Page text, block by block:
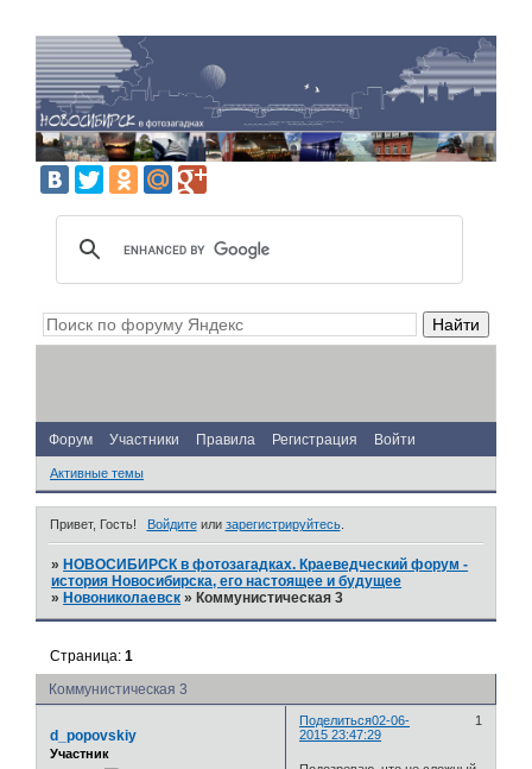
Форум Участники Правила Регистрация Войти
Активные темы
Привет, Гость! Войдитеили зарегистрируйтесь.
» НОВОСИБИРСК в фотозагадках. Краеведческий форум -
история Новосибирска, его настоящее и будущее
» Новониколаевск » Коммунистическая 3
Коммунистическая 3
Страница:1
Поделиться 1
02-06-
2015 23:47:29
d_popovskiy
Участник